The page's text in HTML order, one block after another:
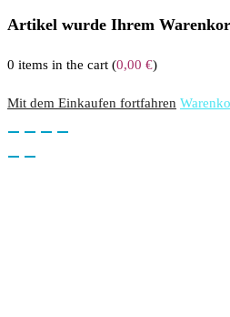
Artikel wurde Ihrem
0 items in the cart (0,00 €)
Mit dem Einkaufen fortfahren